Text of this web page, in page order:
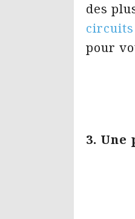
des
circuits
pour
3.